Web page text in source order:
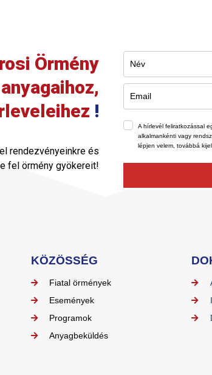
Örmény
!
rendezvényeinkre és
fel örmény gyökereit!
A hírlevél feliratkozással
alkalmankénti vagy
lépjen velem, továbbá
KÖZÖSSÉG
Fiatal örmények
Események
Programok
Anyagbeküldés